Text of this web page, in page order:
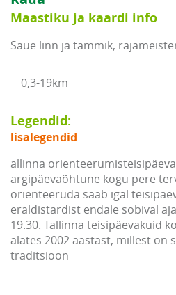
Maastiku ja kaardi info
Saue linn ja tammik,
0,3-19km
Legendid:
lisalegendid
allinna
argipäevaõhtune kogu pere
orienteeruda saab igal
eraldistardist endale sobival
19.30. Tallinna teisipäevakuid
alates 2002 aastast, millest on
traditsioon